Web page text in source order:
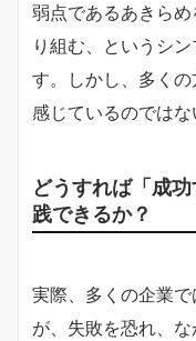
弱点であるあきら
り組む、というシ
す。しかし、多く
感じているのではな
どうすれば「成
践できるか？
実際、多くの企業
が、失敗を恐れ、